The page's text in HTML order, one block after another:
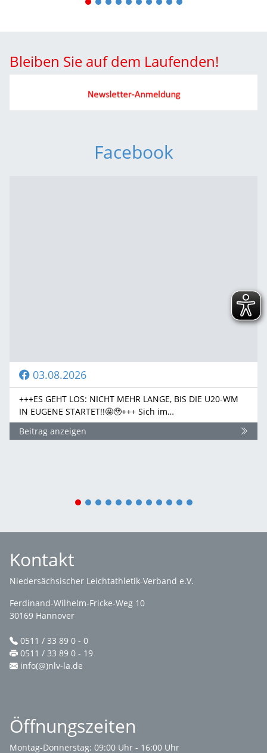
1 2 3 4 5 6 7 8 9 10
Bleiben Sie auf dem Laufenden!
Facebook
03.08.2026
+++ES GEHT LOS: NICHT MEHR LANGE, BIS DIE U20-WM
IN EUGENE STARTET!!🤩🥹+++ Sich im…
Beitrag anzeigen
1 2 3 4 5 6 7 8 9 101112
Kontakt
Niedersächsischer Leichtathletik-Verband e.V.
Ferdinand-Wilhelm-Fricke-Weg 10
30169 Hannover
0511 / 33 89 0 - 0
0511 / 33 89 0 - 19
info(@)nlv-la.de
Öffnungszeiten
Montag-Donnerstag: 09:00 Uhr - 16:00 Uhr